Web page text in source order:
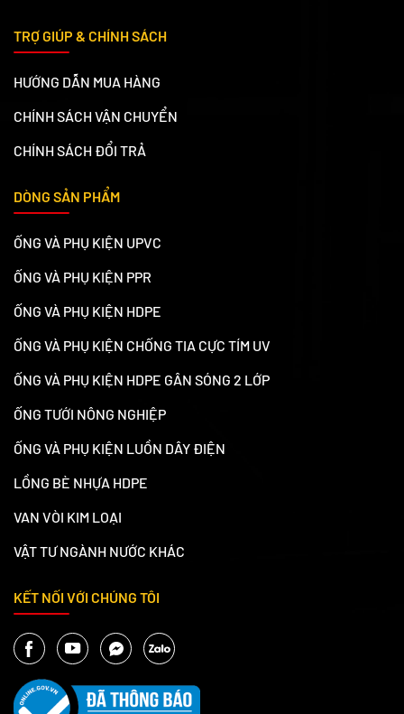
TRỢ GIÚP & CHÍNH SÁCH
HƯỚNG DẪN MUA HÀNG
CHÍNH SÁCH VẬN CHUYỂN
CHÍNH SÁCH ĐỔI TRẢ
DÒNG SẢN PHẨM
ỐNG VÀ PHỤ KIỆN UPVC
ỐNG VÀ PHỤ KIỆN PPR
ỐNG VÀ PHỤ KIỆN HDPE
ỐNG VÀ PHỤ KIỆN CHỐNG TIA CỰC TÍM UV
ỐNG VÀ PHỤ KIỆN HDPE GÂN SÓNG 2 LỚP
ỐNG TƯỚI NÔNG NGHIỆP
ỐNG VÀ PHỤ KIỆN LUỒN DÂY ĐIỆN
LỒNG BÈ NHỰA HDPE
VAN VÒI KIM LOẠI
VẬT TƯ NGÀNH NƯỚC KHÁC
KẾT NỐI VỚI CHÚNG TÔI